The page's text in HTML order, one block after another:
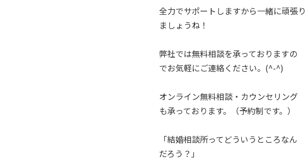
全力でサポートしますから一緒に頑張り
ましょうね！
弊社では無料相談を承っておりますの
でお気軽にご連絡ください。(^-^)
オンライン無料相談・カウンセリング
も承っております。（予約制です。）
「結婚相談所ってどういうところなん
だろう？」